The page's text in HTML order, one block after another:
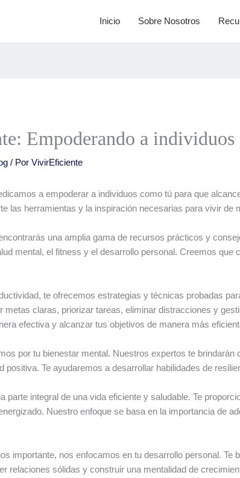
Inicio Sobre Nosotros
Empoderando a individuos
/ PorVivirEficiente
a empoderar a individuos como tú para que
las herramientas y la inspiración necesarias para vivir de
una amplia gama de recursos prácticos y
mental, el fitness y el desarrollo personal. Creemos
te ofrecemos estrategias y técnicas probadas
metas claras, priorizar tareas, eliminar distracciones y
efectiva y alcanzar tus objetivos de manera más
por tu bienestar mental. Nuestros expertos te
positiva. Te ayudaremos a desarrollar habilidades de
parte integral de una vida eficiente y saludable. Te
Nuestro enfoque se basa en la importancia de
importante, nos enfocamos en tu desarrollo personal.
relaciones sólidas y construir una mentalidad de